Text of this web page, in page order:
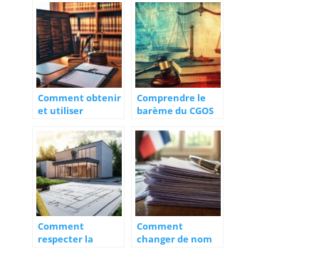
generale de
copropriete : cles
pour un
deroulement
optimal et des
decisions
eclairees
administratives
speciales business
et professionnels
Comment obtenir
et utiliser
avis de situation
insee pour votre
entreprise
Comprendre le
barème du CGOS
complet pour tout
savoir sur vos
droits d’agent
hospitalier
Comment
respecter la
Comment
changer de nom